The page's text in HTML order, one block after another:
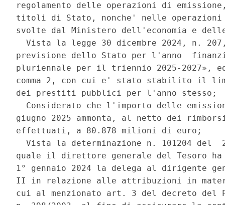
regolamento delle operazioni di
titoli di Stato, nonche' nelle
svolte dal Ministero dell'economia e
Vista la legge 30 dicembre 2024, n.
previsione dello Stato per l'anno
pluriennale per il triennio 2025-
comma 2, con cui e' stato stabilito il
dei prestiti pubblici per l'anno stesso;
Considerato che l'importo delle
giugno 2025 ammonta, al netto dei
effettuati, a 80.878 milioni di euro;
Vista la determinazione n. 101204 del
quale il direttore generale del Tesoro
1° gennaio 2024 la delega al dirigente
II in relazione alle attribuzioni in
cui al menzionato art. 3 del decreto del